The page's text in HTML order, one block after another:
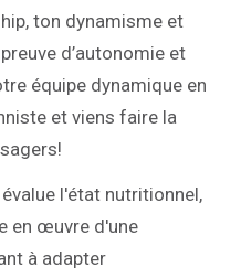
ton dynamisme et
d’autonomie et
équipe dynamique en
et viens faire la
l'état nutritionnel,
en œuvre d'une
à adapter